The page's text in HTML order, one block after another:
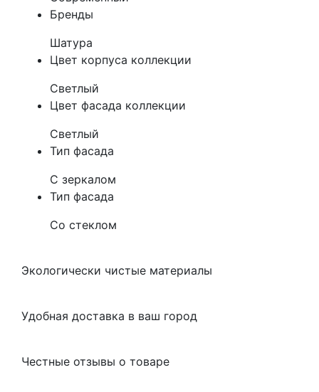
Бренды
Шатура
Цвет корпуса коллекции
Светлый
Цвет фасада коллекции
Светлый
Тип фасада
С зеркалом
Тип фасада
Со стеклом
Экологически чистые материалы
Удобная доставка в ваш город
Честные отзывы о товаре